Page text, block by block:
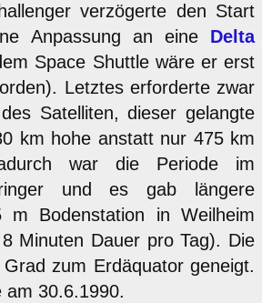
verzögerte den Start
Anpassung an eine Delta
Space Shuttle wäre er erst
Letztes erforderte zwar
Satelliten, dieser gelangte
km hohe anstatt nur 475 km
war die Periode im
und es gab längere
m Bodenstation in Weilheim
Minuten Dauer pro Tag). Die
zum Erdäquator geneigt.
am 30.6.1990.